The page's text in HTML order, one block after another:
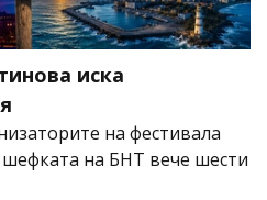
иска
на фестивала
шефката на БНТ вече шести